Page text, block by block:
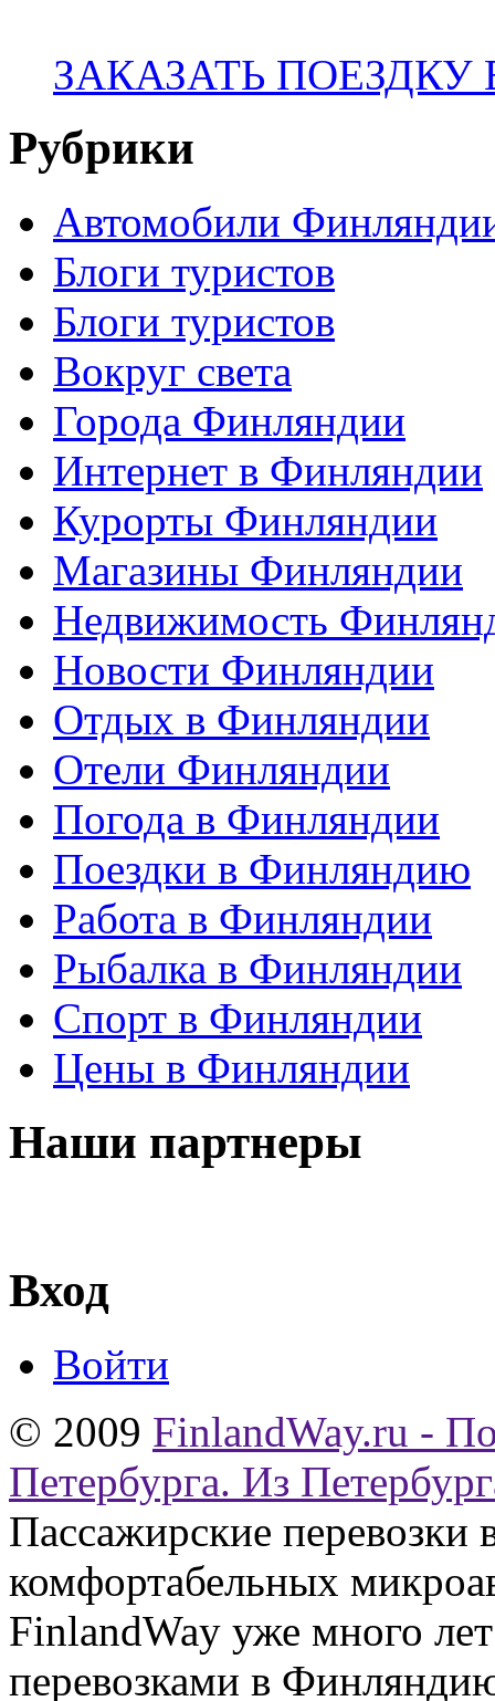
ЗАКАЗАТЬ
Рубрики
Автомобили
Блоги туристов
Блоги туристов
Вокруг света
Города Финляндии
Интернет в Финляндии
Курорты Финляндии
Магазины Финляндии
Недвижимость
Новости Финляндии
Отдых в Финляндии
Отели Финляндии
Погода в Финляндии
Поездки в Финляндию
Работа в Финляндии
Рыбалка в Финляндии
Спорт в Финляндии
Цены в Финляндии
Наши партнеры
Вход
Войти
© 2009 FinlandWay.ru -
Петербурга. Из
Пассажирские
комфортабельных
FinlandWay уже много
перевозками в